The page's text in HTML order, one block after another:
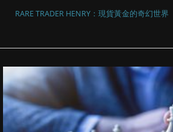
RARE TRADER HENRY：現貨黃金的奇幻世界